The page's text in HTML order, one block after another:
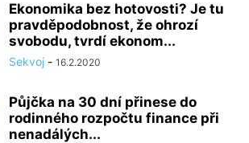
Ekonomika bez hotovosti? Je tu
pravděpodobnost, že ohrozí
svobodu, tvrdí ekonom...
Sekvoj - 16.2.2020
Půjčka na 30 dní přinese do
rodinného rozpočtu finance při
nenadálých...